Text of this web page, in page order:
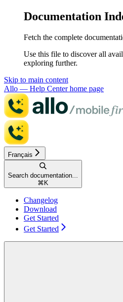
Documentation
Fetch the complete
Use this file to discover all
exploring further.
Skip to main content
Allo — Help Centerhome page
Français
Search documentation...
⌘ K
Changelog
Download
Get Started
Get Started